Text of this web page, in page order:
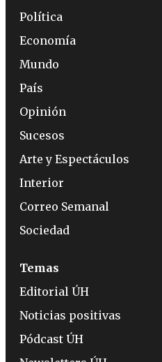
Política
Economía
Mundo
País
Opinión
Sucesos
Arte y Espectáculos
Interior
Correo Semanal
Sociedad
Temas
Editorial ÚH
Noticias positivas
Pódcast ÚH